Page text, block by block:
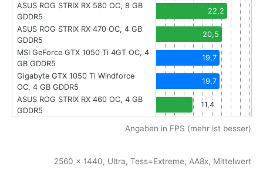
ASUS ROG STRIX RX 580 OC, 8 GB
GDDR5
22,2
ASUS ROG STRIX RX 470 OC, 4 GB
GDDR5
20,5
MSI GeForce GTX 1050 Ti 4GT OC, 4
GB GDDR5
19,7
Gigabyte GTX 1050 Ti Windforce
OC, 4 GB GDDR5
19,7
ASUS ROG STRIX RX 460 OC, 4 GB
GDDR5
11,4
Angaben in FPS (mehr ist besser)
2560 x 1440, Ultra, Tess=Extreme, AA8x, Mittelwert